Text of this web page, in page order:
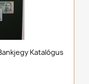
Katalógus